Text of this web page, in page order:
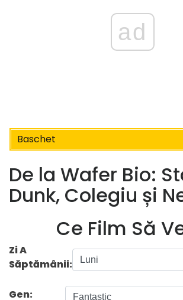
ad
Baschet
De la Wafer Bio:
Dunk, Colegiu și
Ce Film Să
Zi A
Săptămânii:
Gen: